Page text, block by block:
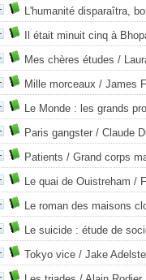
L'humanité disparaîtra,
Il était minuit cinq à
Mes chères études /
Mille morceaux / James
Le Monde : les grands
Paris gangster / Claude
Patients / Grand corps
Le quai de Ouistreham /
Le roman des maisons
Le suicide : étude de
Tokyo vice / Jake